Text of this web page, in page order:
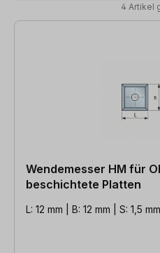
4 Artikel
4 Artikel gefunden
Wendemesser HM für
beschichtete Platten
L: 12 mm | B: 12 mm | S: 1,5 mm